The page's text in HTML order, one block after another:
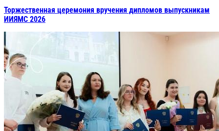
Торжественная церемония вручения дипломов выпускникам
ИИЯМС 2026